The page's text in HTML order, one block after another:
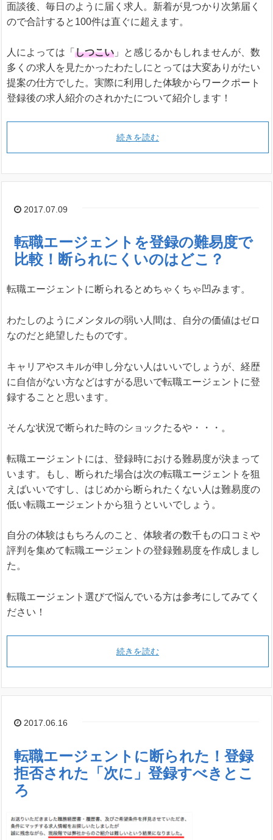
面談後、毎日のように届く求人。新着が見つかり次第届く
ので合計すると100件は直ぐに超えます。
人によっては「 しつこい 」と感じるかもしれませんが、数
多くの求人を見たかったわたしにとっては大変ありがたい
提案の仕方でした。実際に利用した体験からワークポート
登録後の求人紹介のされかたについて紹介します！
続きを読む
2017.07.09
転職エージェントを登録の難易度で
比較！断られにくいのはどこ？
転職エージェントに断られるとめちゃくちゃ凹みます。
わたしのようにメンタルの弱い人間は、自分の価値はゼロ
なのだと絶望したものです。
キャリアやスキルが申し分ない人はいいでしょうが、経歴
に自信がない方などはすがる思いで転職エージェントに登
録することと思います。
そんな状況で断られた時のショックたるや・・・。
転職エージェントには、登録時における難易度が決まって
います。もし、断られた場合は次の転職エージェントを狙
えばいいですし、はじめから断られたくない人は難易度の
低い転職エージェントから狙うといいでしょう。
自分の体験はもちろんのこと、体験者の数千もの口コミや
評判を集めて転職エージェントの登録難易度を作成しまし
た。
転職エージェント選びで悩んでいる方は参考にしてみてく
ださい！
続きを読む
2017.06.16
転職エージェントに断られた！登録
拒否された「次に」登録すべきとこ
ろ